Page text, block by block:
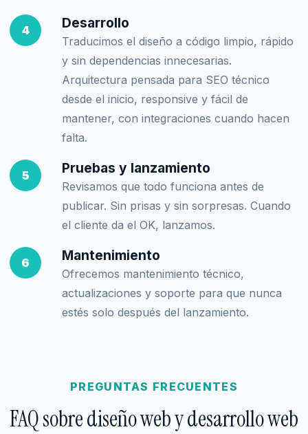
4 Desarrollo
Traducimos el diseño a código limpio, rápido
y sin dependencias innecesarias.
Arquitectura pensada para SEO técnico
desde el inicio, responsive y fácil de
mantener, con integraciones cuando hacen
falta.
5 Pruebas y lanzamiento
Revisamos que todo funciona antes de
publicar. Sin prisas y sin sorpresas. Cuando
el cliente da el OK, lanzamos.
6 Mantenimiento
Ofrecemos mantenimiento técnico,
actualizaciones y soporte para que nunca
estés solo después del lanzamiento.
PREGUNTAS FRECUENTES
FAQ sobre diseño web y desarrollo web